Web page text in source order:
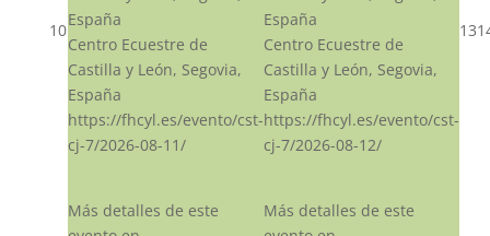
10
España
Centro Ecuestre de
Castilla y León, Segovia,
España
https://fhcyl.es/evento/cst-
cj-7/2026-08-11/
Más detalles de este
España
Centro Ecuestre de
Castilla y León, Segovia,
España
https://fhcyl.es/evento/cst-
cj-7/2026-08-12/
Más detalles de este
13